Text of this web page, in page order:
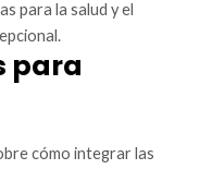
para la salud y el
para
cómo integrar las